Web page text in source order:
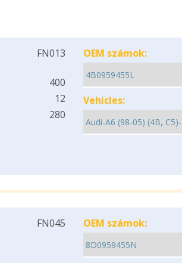
FN013
400
12
280
OEM számok:
Vehicles:
FN045 OEM számok: